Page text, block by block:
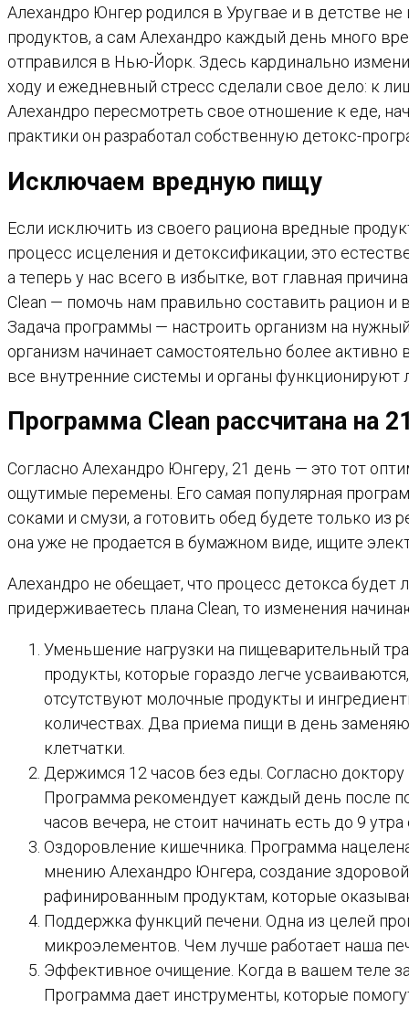
Алехандро Юнгер родился в Уругвае и в детстве
продуктов, а сам Алехандро каждый день много
отправился в Нью-Йорк. Здесь кардинально
ходу и ежедневный стресс сделали свое дело: к
Алехандро пересмотреть свое отношение к еде,
практики он разработал собственную детокс-
Исключаем вредную пищу
Если исключить из своего рациона вредные
процесс исцеления и детоксификации, это
а теперь у нас всего в избытке, вот главная
Clean — помочь нам правильно составить рацион
Задача программы — настроить организм на
организм начинает самостоятельно более
все внутренние системы и органы функционируют
Программа Clean рассчитана на
Согласно Алехандро Юнгеру, 21 день — это тот
ощутимые перемены. Его самая популярная
соками и смузи, а готовить обед будете только
она уже не продается в бумажном виде, ищите
Алехандро не обещает, что процесс детокса будет
придерживаетесь плана Clean, то изменения
Уменьшение нагрузки на пищеварительный
продукты, которые гораздо легче
отсутствуют молочные продукты и
количествах. Два приема пищи в день
клетчатки.
Держимся 12 часов без еды. Согласно
Программа рекомендует каждый день после
часов вечера, не стоит начинать есть до 9
Оздоровление кишечника. Программа
мнению Алехандро Юнгера, создание
рафинированным продуктам, которые
Поддержка функций печени. Одна из целей
микроэлементов. Чем лучше работает наша
Эффективное очищение. Когда в вашем теле
Программа дает инструменты, которые